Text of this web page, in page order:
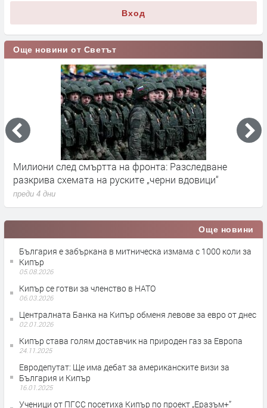
Вход
Още новини от Светът
Милиони след смъртта на фронта: Разследване
разкрива схемата на руските „черни вдовици“
преди 4 дни
Още новини
България е забъркана в митническа измама с 1000 коли за
Кипър
05.08.2026
Кипър се готви за членство в НАТО
06.03.2026
Централната Банка на Кипър обменя левове за евро от днес
02.01.2026
Кипър става голям доставчик на природен газ за Европа
24.11.2025
Евродепутат: Ще има дебат за американските визи за
България и Кипър
16.01.2025
Ученици от ПГСС посетиха Кипър по проект „Еразъм+”